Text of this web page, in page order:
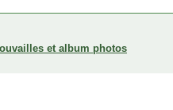
et album photos